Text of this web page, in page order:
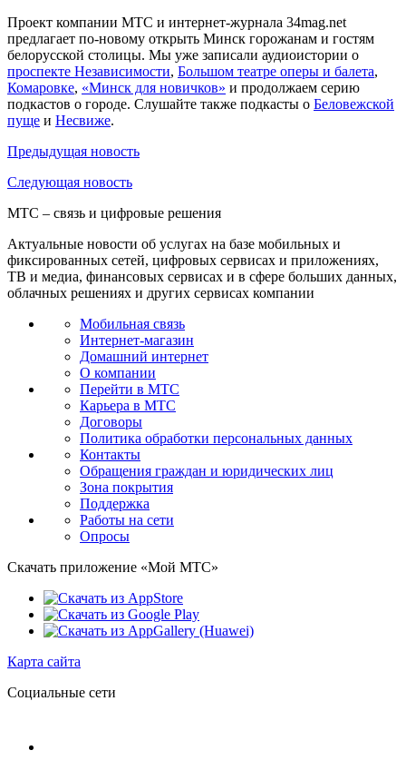
Проект компании МТС и интернет-журнала 34mag.net
предлагает по-новому открыть Минск горожанам и гостям
белорусской столицы. Мы уже записали аудиоистории о
проспекте Независимости, Большом театре оперы и балета,
Комаровке, «Минск для новичков» и продолжаем серию
подкастов о городе. Слушайте также подкасты о Беловежской
пуще и Несвиже.
Предыдущая новость
Следующая новость
МТС – связь и цифровые решения
Актуальные новости об услугах на базе мобильных и
фиксированных сетей, цифровых сервисах и приложениях,
ТВ и медиа, финансовых сервисах и в сфере больших данных,
облачных решениях и других сервисах компании
Мобильная связь
Интернет-магазин
Домашний интернет
О компании
Перейти в МТС
Карьера в МТС
Договоры
Политика обработки персональных данных
Контакты
Обращения граждан и юридических лиц
Зона покрытия
Поддержка
Работы на сети
Опросы
Скачать приложение «Мой МТС»
Карта сайта
Социальные сети